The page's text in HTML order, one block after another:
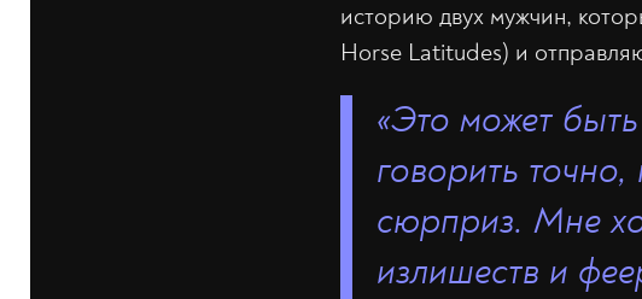
историю двух мужчин,
Horse Latitudes) и
«Это может
говорить
сюрприз. Мне
излишеств и